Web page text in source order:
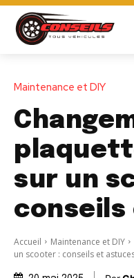
Maintenance et DIY
sur un
Accueil Maintenance et DIY
un scooter : conseils et